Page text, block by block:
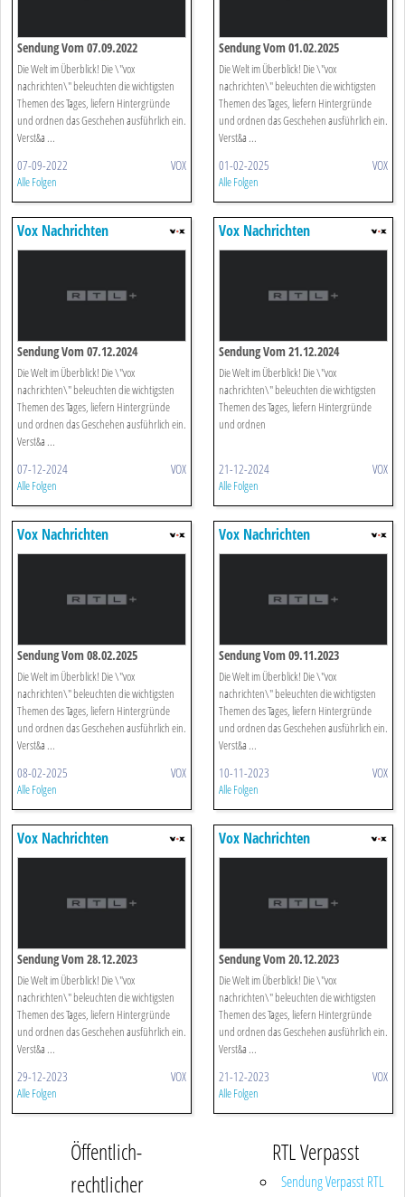
Sendung Vom 07.09.2022
Die Welt im Überblick! Die \"vox
nachrichten\" beleuchten die wichtigsten
Themen des Tages, liefern Hintergründe
und ordnen das Geschehen ausführlich ein.
Verst&a ...
07-09-2022 VOX
Alle Folgen
Sendung Vom 01.02.2025
Die Welt im Überblick! Die \"vox
nachrichten\" beleuchten die wichtigsten
Themen des Tages, liefern Hintergründe
und ordnen das Geschehen ausführlich ein.
Verst&a ...
01-02-2025 VOX
Alle Folgen
Vox Nachrichten
Sendung Vom 07.12.2024
Die Welt im Überblick! Die \"vox
nachrichten\" beleuchten die wichtigsten
Themen des Tages, liefern Hintergründe
und ordnen das Geschehen ausführlich ein.
Verst&a ...
07-12-2024 VOX
Alle Folgen
Vox Nachrichten
Sendung Vom 21.12.2024
Die Welt im Überblick! Die \"vox
nachrichten\" beleuchten die wichtigsten
Themen des Tages, liefern Hintergründe
und ordnen
21-12-2024 VOX
Alle Folgen
Vox Nachrichten
Sendung Vom 08.02.2025
Die Welt im Überblick! Die \"vox
nachrichten\" beleuchten die wichtigsten
Themen des Tages, liefern Hintergründe
und ordnen das Geschehen ausführlich ein.
Verst&a ...
08-02-2025 VOX
Alle Folgen
Vox Nachrichten
Sendung Vom 09.11.2023
Die Welt im Überblick! Die \"vox
nachrichten\" beleuchten die wichtigsten
Themen des Tages, liefern Hintergründe
und ordnen das Geschehen ausführlich ein.
Verst&a ...
10-11-2023 VOX
Alle Folgen
Vox Nachrichten
Sendung Vom 28.12.2023
Die Welt im Überblick! Die \"vox
nachrichten\" beleuchten die wichtigsten
Themen des Tages, liefern Hintergründe
und ordnen das Geschehen ausführlich ein.
Verst&a ...
29-12-2023 VOX
Alle Folgen
Vox Nachrichten
Sendung Vom 20.12.2023
Die Welt im Überblick! Die \"vox
nachrichten\" beleuchten die wichtigsten
Themen des Tages, liefern Hintergründe
und ordnen das Geschehen ausführlich ein.
Verst&a ...
21-12-2023 VOX
Alle Folgen
Öffentlich-
rechtlicher
RTL Verpasst
Sendung Verpasst RTL